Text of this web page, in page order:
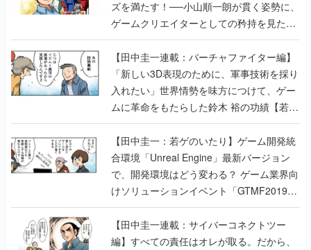
ズを満たす！──小山順一朗が貫く姿勢に、
ゲームクリエイターとしての矜持を見た
【若ゲのいたり最終回】
【田中圭一連載：バーチャファイター編】
「新しい3D表現のために、軍事技術を採り
入れたい」世界情勢を味方につけて、ゲー
ムに革命をもたらした鈴木 裕の功績【若ゲ
のいたり】
【田中圭一：若ゲのいたり】ゲーム開発統
合環境「Unreal Engine」最新バージョン
で、開発環境はどう変わる？ ゲーム業界向
けソリューションイベント「GTMF2019」
に行って、より理解を深めよう【PR】
【田中圭一連載：サイバーコネクトツー
編】すべての責任はオレが取る。だから、